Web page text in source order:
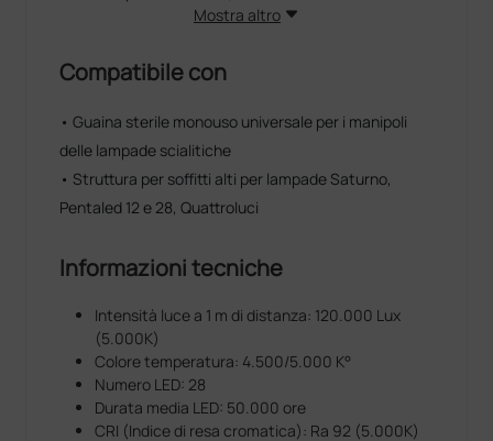
Mostra altro
Compatibile con
• Guaina sterile monouso universale per i manipoli
delle lampade scialitiche
• Struttura per soffitti alti per lampade Saturno,
Pentaled 12 e 28, Quattroluci
Informazioni tecniche
Intensità luce a 1 m di distanza: 120.000 Lux
(5.000K)
Colore temperatura: 4.500/5.000 K°
Numero LED: 28
Durata media LED: 50.000 ore
CRI (Indice di resa cromatica): Ra 92 (5.000K)